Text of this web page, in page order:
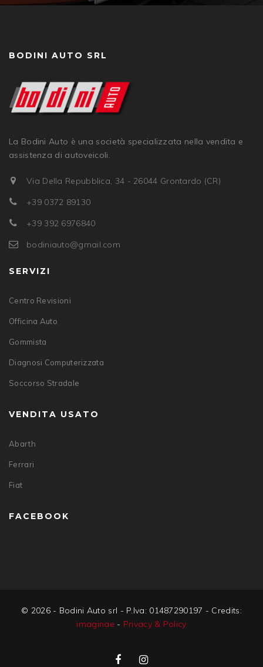
BODINI AUTO SRL
La Bodini Auto è una società specializzata nella vendita e
assistenza di autoveicoli.
Via Della Repubblica, 34 - 26044 Grontardo (CR)
+39 0372 89130
+39 392 6976840
bodiniauto@gmail.com
SERVIZI
Centro Revisioni
Officina Auto
Gommista
Diagnosi Computerizzata
Soccorso Stradale
VENDITA USATO
Abarth
Ferrari
Fiat
FACEBOOK
© 2026 - Bodini Auto srl - P.Iva: 01487290197 - Credits:
imaginae - Privacy & Policy